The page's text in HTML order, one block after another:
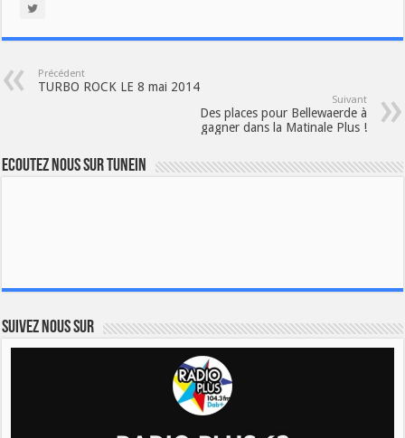
Précédent
TURBO ROCK LE 8 mai 2014
Suivant
Des places pour Bellewaerde à
gagner dans la Matinale Plus !
Ecoutez nous sur TuneIn
Suivez nous sur